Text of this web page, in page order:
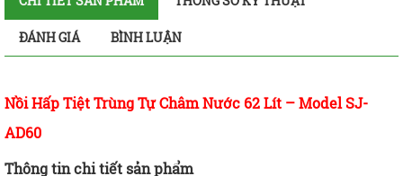
ĐÁNH GIÁ BÌNH LUẬN
Nồi Hấp Tiệt Trùng Tự Châm Nước 62 Lít – Model SJ-
AD60
Thông tin chi tiết sản phẩm